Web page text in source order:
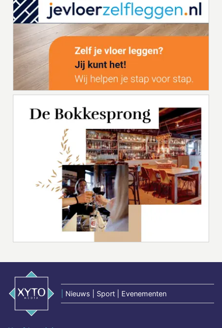
Nieuws | Sport | Evenementen